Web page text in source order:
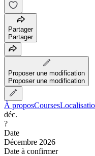
Partager
Partager
Proposer une modification
Proposer une modification
À proposCourses
déc.
?
Date
Décembre 2026
Date à confirmer